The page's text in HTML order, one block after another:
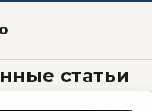
Право —
статьи